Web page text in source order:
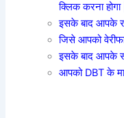
क्लिक करना होगा |
इसके बाद आपके
जिसे आपको
इसके बाद आपके
आपको DBT के